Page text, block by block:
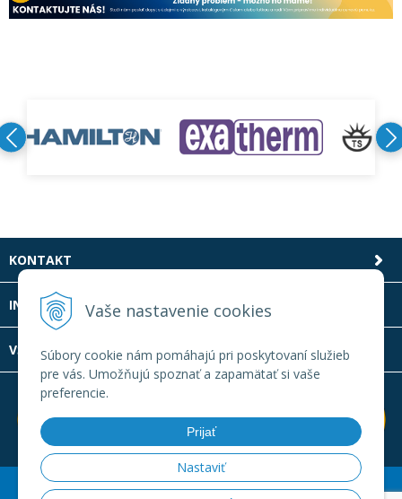
Vaše nastavenie cookies
Súbory cookie nám pomáhajú pri poskytovaní služieb
pre vás. Umožňujú spoznať a zapamätať si vaše
preferencie.
Prijať
Nastaviť
KONTAKT
INFOLINKA
VŠETKO O NÁKUPE